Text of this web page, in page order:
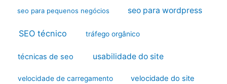
seo para pequenos negócios seo para wordpress
SEO técnico tráfego orgânico
técnicas de seo usabilidade do site
velocidade de carregamento velocidade do site